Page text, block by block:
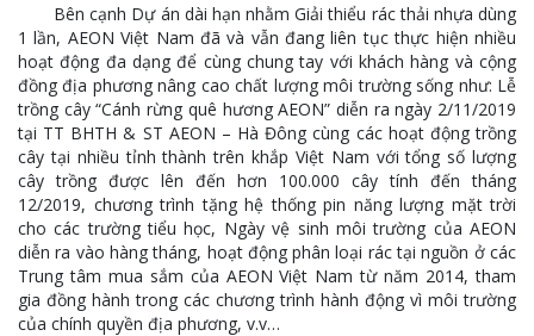
Bên cạnh Dự án dài hạn nhằm Giải thiểu rác thải nhựa dùng
1 lần, AEON Việt Nam đã và vẫn đang liên tục thực hiện nhiều
hoạt động đa dạng để cùng chung tay với khách hàng và cộng
đồng địa phương nâng cao chất lượng môi trường sống như: Lễ
trồng cây “Cánh rừng quê hương AEON” diễn ra ngày 2/11/2019
tại TT BHTH & ST AEON – Hà Đông cùng các hoạt động trồng
cây tại nhiều tỉnh thành trên khắp Việt Nam với tổng số lượng
cây trồng được lên đến hơn 100.000 cây tính đến tháng
12/2019, chương trình tặng hệ thống pin năng lượng mặt trời
cho các trường tiểu học, Ngày vệ sinh môi trường của AEON
diễn ra vào hàng tháng, hoạt động phân loại rác tại nguồn ở các
Trung tâm mua sắm của AEON Việt Nam từ năm 2014, tham
gia đồng hành trong các chương trình hành động vì môi trường
của chính quyền địa phương, v.v…